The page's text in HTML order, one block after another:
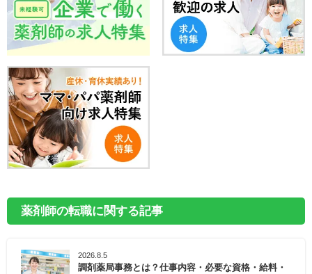
薬剤師の転職に関する記事
2026.8.5
調剤薬局事務とは？仕事内容・必要な資格・給料・